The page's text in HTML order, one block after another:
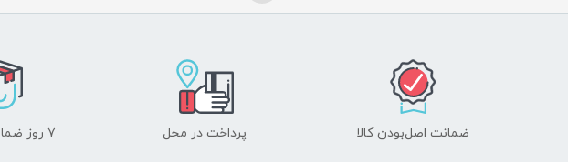
ضمانت اصل‌بودن کالا پرداخت در محل ۷ روز ضمانت بازگشت